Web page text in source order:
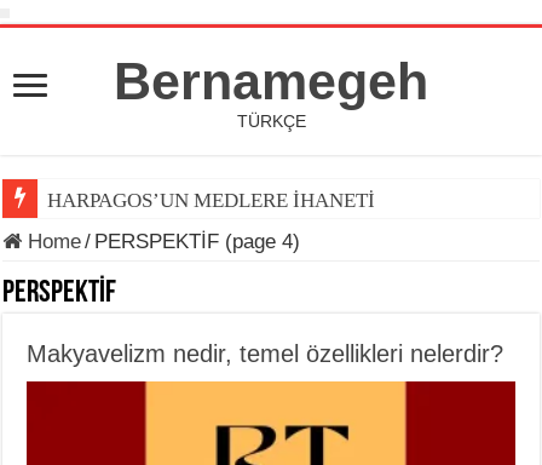
Bernamegeh
TÜRKÇE
HARPAGOS’UN MEDLERE İHANETİ
Home/ PERSPEKTİF (page 4)
PERSPEKTİF
Makyavelizm nedir, temel özellikleri nelerdir?